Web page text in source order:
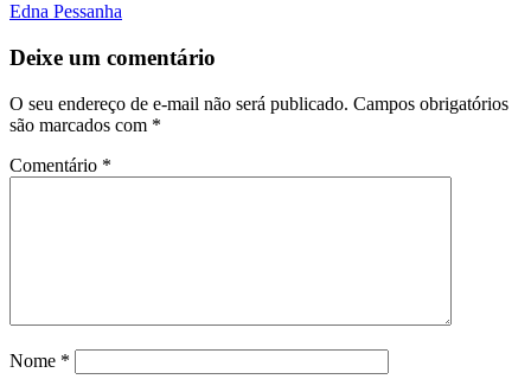
Edna Pessanha
Deixe um comentário
O seu endereço de e-mail não será publicado. Campos obrigatórios
são marcados com *
Comentário *
Nome *